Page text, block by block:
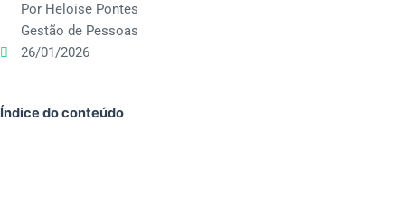
Por Heloise Pontes
Gestão de Pessoas
26/01/2026
Índice do conteúdo